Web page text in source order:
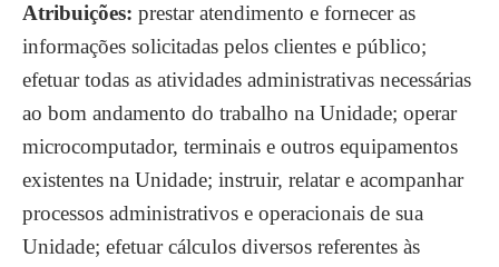
Atribuições: prestar atendimento e fornecer as
informações solicitadas pelos clientes e público;
efetuar todas as atividades administrativas necessárias
ao bom andamento do trabalho na Unidade; operar
microcomputador, terminais e outros equipamentos
existentes na Unidade; instruir, relatar e acompanhar
processos administrativos e operacionais de sua
Unidade; efetuar cálculos diversos referentes às